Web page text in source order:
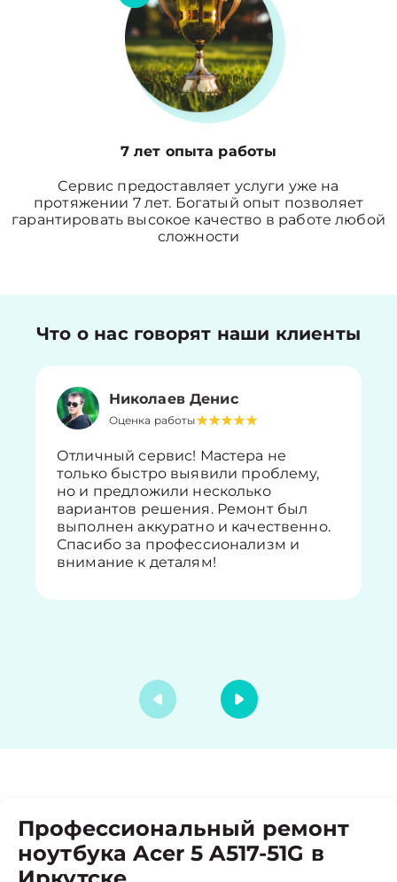
7 лет опыта работы
Сервис предоставляет услуги уже на
протяжении 7 лет. Богатый опыт позволяет
гарантировать высокое качество в работе любой
сложности
Что о нас говорят наши клиенты
Николаев Денис
Оценка работы
Отличный сервис! Мастера не
только быстро выявили проблему,
но и предложили несколько
вариантов решения. Ремонт был
выполнен аккуратно и качественно.
Спасибо за профессионализм и
внимание к деталям!
Профессиональный ремонт
ноутбука Acer 5 A517-51G в